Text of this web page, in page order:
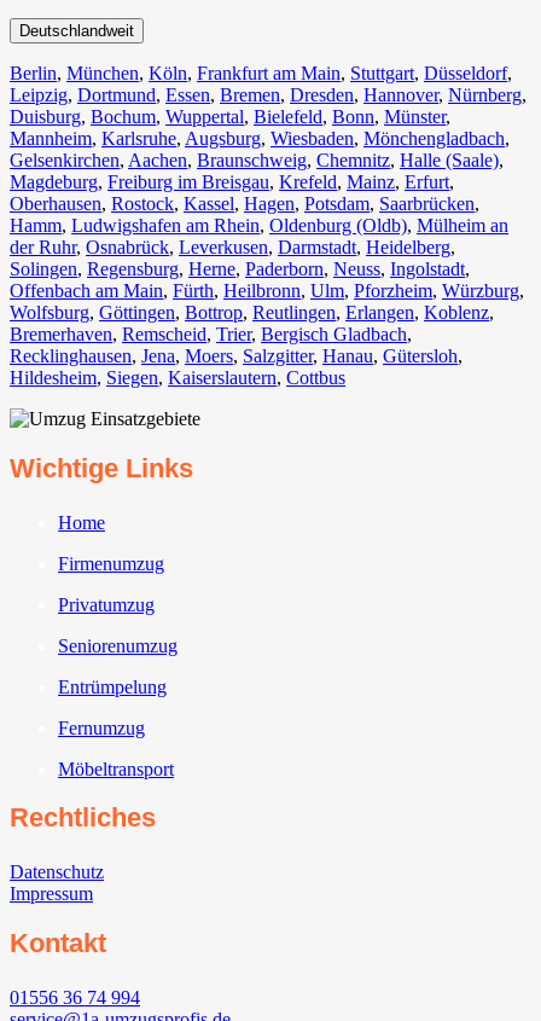
Deutschlandweit
Berlin⁠, München, Köln⁠, Frankfurt am Main, Stuttgart, Düsseldorf,
Leipzig, Dortmund, Essen, Bremen, Dresden, Hannover, Nürnberg,
Duisburg⁠, Bochum, Wuppertal⁠, Bielefeld⁠, Bonn⁠, Münster⁠,
Mannheim, Karlsruhe, Augsburg, Wiesbaden⁠, Mönchengladbach⁠,
Gelsenkirchen⁠, Aachen⁠, Braunschweig, Chemnitz⁠, Halle (Saale)⁠,
Magdeburg, Freiburg im Breisgau⁠, Krefeld⁠, Mainz⁠, Erfurt,
Oberhausen⁠, Rostock⁠, Kassel⁠, Hagen, Potsdam, Saarbrücken⁠,
Hamm, Ludwigshafen am Rhein⁠, Oldenburg (Oldb), Mülheim an
der Ruhr, Osnabrück⁠, Leverkusen, Darmstadt⁠, Heidelberg,
Solingen, Regensburg, Herne⁠, Paderborn, Neuss, Ingolstadt,
Offenbach am Main, Fürth⁠, Heilbronn, Ulm⁠, Pforzheim, Würzburg,
Wolfsburg⁠, Göttingen, Bottrop, Reutlingen, Erlangen⁠, Koblenz,
Bremerhaven⁠, Remscheid, Trier⁠, Bergisch Gladbach,
Recklinghausen, Jena⁠, Moers⁠, Salzgitter⁠, Hanau, Gütersloh,
Hildesheim⁠, Siegen⁠, Kaiserslautern⁠, Cottbus⁠
Wichtige Links
Home
Firmenumzug
Privatumzug
Seniorenumzug
Entrümpelung
Fernumzug
Möbeltransport
Rechtliches
Datenschutz
Impressum
Kontakt
01556 36 74 994